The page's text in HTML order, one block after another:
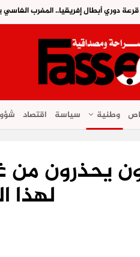
قرعة دوري أبطال إفريقيا.. المغرب
وطنية سياسة اقتصاد
يحذرون
لهذا